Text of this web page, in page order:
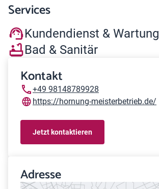
Services
Kundendienst & Wartung
Bad & Sanitär
Kontakt
+49 98148789928
https://hornung-meisterbetrieb.de/
Jetzt kontaktieren
Adresse